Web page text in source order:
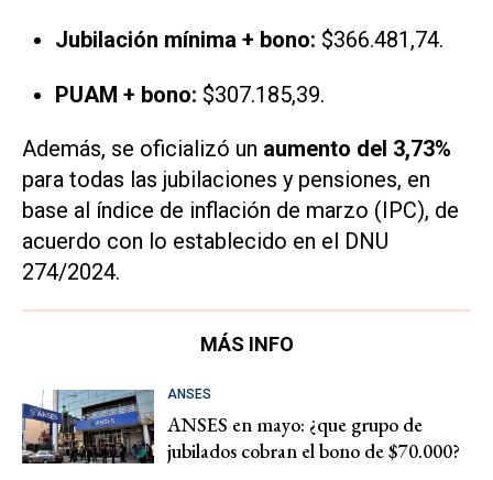
Jubilación mínima + bono: $366.481,74.
PUAM + bono: $307.185,39.
Además, se oficializó un aumento del 3,73%
para todas las jubilaciones y pensiones, en
base al índice de inflación de marzo (IPC), de
acuerdo con lo establecido en el DNU
274/2024.
MÁS INFO
ANSES
ANSES en mayo: ¿que grupo de
jubilados cobran el bono de $70.000?